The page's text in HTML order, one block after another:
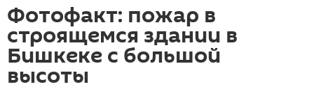
Фотофакт: пожар в
строящемся здании в
Бишкеке с большой
высоты